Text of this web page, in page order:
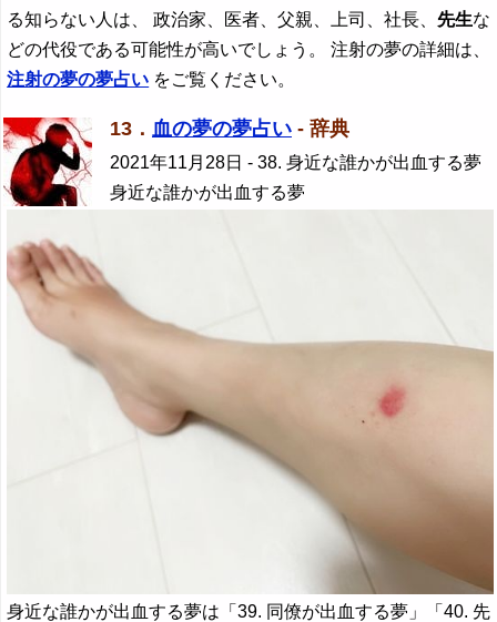
る知らない人は、 政治家、医者、父親、上司、社長、先生な
どの代役である可能性が高いでしょう。 注射の夢の詳細は、
注射の夢の夢占い をご覧ください。
13． 血の夢の夢占い - 辞典
2021年11月28日 - 38. 身近な誰かが出血する夢
身近な誰かが出血する夢
身近な誰かが出血する夢は「39. 同僚が出血する夢」「40. 先